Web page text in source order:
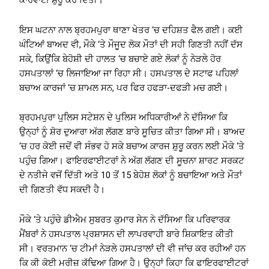
ਇਸ ਘਟਨਾ ਨਾਲ ਬ੍ਰਹਮਪੁਰਾ ਥਾਣਾ ਖੇਤਰ ‘ਚ ਦਹਿਸ਼ਤ ਫੈਲ ਗਈ। ਕਈ
ਘੰਟਿਆਂ ਬਾਅਦ ਵੀ, ਮੌਕੇ ‘ਤੇ ਮੌਜੂਦ ਲੋਕ ਮੌਤਾਂ ਦੀ ਸਹੀ ਗਿਣਤੀ ਨਹੀਂ ਦੱਸ
ਸਕੇ, ਕਿਉਂਕਿ ਬੇਹੋਸ਼ੀ ਦੀ ਹਾਲਤ ‘ਚ ਬਚਾਏ ਗਏ ਲੋਕਾਂ ਨੂੰ ਨੇੜਲੇ ਹੋਰ
ਹਸਪਤਾਲਾਂ ‘ਚ ਲਿਜਾਇਆ ਜਾ ਰਿਹਾ ਸੀ। ਹਸਪਤਾਲ ਦੇ ਸਟਾਫ ਪਹਿਲਾਂ
ਬਚਾਅ ਕਾਰਜਾਂ ‘ਚ ਸ਼ਾਮਲ ਸਨ, ਪਰ ਫਿਰ ਹਫੜਾ-ਦਫੜੀ ਮਚ ਗਈ।
ਬ੍ਰਹਮਪੁਰਾ ਪੁਲਿਸ ਸਟੇਸ਼ਨ ਦੇ ਪੁਲਿਸ ਅਧਿਕਾਰੀਆਂ ਨੇ ਦੱਸਿਆ ਕਿ
ਉਨ੍ਹਾਂ ਨੂੰ ਸ਼ੋਰ ਦੁਆਰਾ ਅੱਗ ਲੱਗਣ ਬਾਰੇ ਸੂਚਿਤ ਕੀਤਾ ਗਿਆ ਸੀ। ਬਾਅਦ
‘ਚ ਹਰ ਕੋਈ ਜਦੋਂ ਵੀ ਸੰਭਵ ਹੋ ਸਕੇ ਬਚਾਅ ਕਾਰਜ ਸ਼ੁਰੂ ਕਰਨ ਲਈ ਮੌਕੇ ‘ਤੇ
ਪਹੁੰਚ ਗਿਆ। ਫਾਇਰਫਾਈਟਰਾਂ ਨੇ ਅੱਗ ਲੱਗਣ ਦੀ ਸੂਚਨਾ ਸ਼ਾਰਟ ਸਰਕਟ
ਦੇ ਨਤੀਜੇ ਵਜੋਂ ਦਿੱਤੀ ਅਤੇ 10 ਤੋਂ 15 ਬੇਹੋਸ਼ ਲੋਕਾਂ ਨੂੰ ਬਚਾਇਆ ਅਤੇ ਮੌਤਾਂ
ਦੀ ਗਿਣਤੀ ਵੱਧ ਸਕਦੀ ਹੈ।
ਮੌਕੇ ‘ਤੇ ਪਹੁੰਚੇ ਡੀਐਮ ਸੁਬਰਤ ਕੁਮਾਰ ਸੇਨ ਨੇ ਦੱਸਿਆ ਕਿ ਪਰਿਵਾਰਕ
ਮੈਂਬਰਾਂ ਨੇ ਹਸਪਤਾਲ ਪ੍ਰਸ਼ਾਸਨ ਦੀ ਲਾਪਰਵਾਹੀ ਬਾਰੇ ਸ਼ਿਕਾਇਤ ਕੀਤੀ
ਸੀ। ਵਰਤਮਾਨ ‘ਚ ਟੀਮਾਂ ਨੇੜਲੇ ਹਸਪਤਾਲਾਂ ਦੀ ਵੀ ਜਾਂਚ ਕਰ ਰਹੀਆਂ ਹਨ
ਕਿ ਕੀ ਕੋਈ ਮਰੀਜ਼ ਕੱਢਿਆ ਗਿਆ ਹੈ। ਉਨ੍ਹਾਂ ਕਿਹਾ ਕਿ ਫਾਇਰਫਾਈਟਰਾਂ